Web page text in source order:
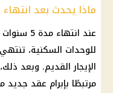
ماذا يحدث بعد انتهاء
للوحدات السكنية، تنتهي
الإيجار القديم. وبعد
مرتبطًا بإبرام عقد جديد